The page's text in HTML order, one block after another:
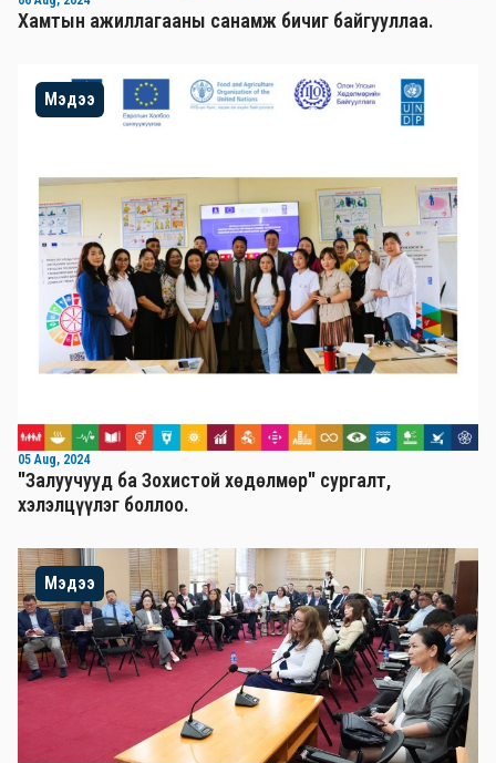
Хамтын ажиллагааны санамж бичиг байгууллаа.
Мэдээ
05 Aug, 2024
"Залуучууд ба Зохистой хөдөлмөр" сургалт,
хэлэлцүүлэг боллоо.
Мэдээ